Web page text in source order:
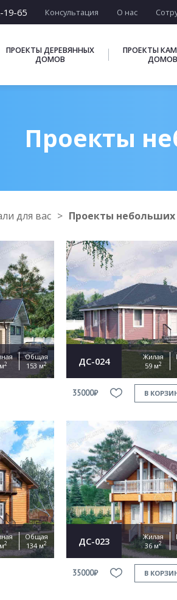
19-65 Консультация О нас
ПРОЕКТЫ ДЕРЕВЯННЫХ
ДОМОВ
ПРОЕКТЫ
ДОМОВ
Проекты
для вас Проекты небольших
2
Общая
153 м2 ДС-024
Жилая
59 м2
35000₽ В
2
Общая
134 м2 ДС-023
Жилая
36 м2
35000₽ В